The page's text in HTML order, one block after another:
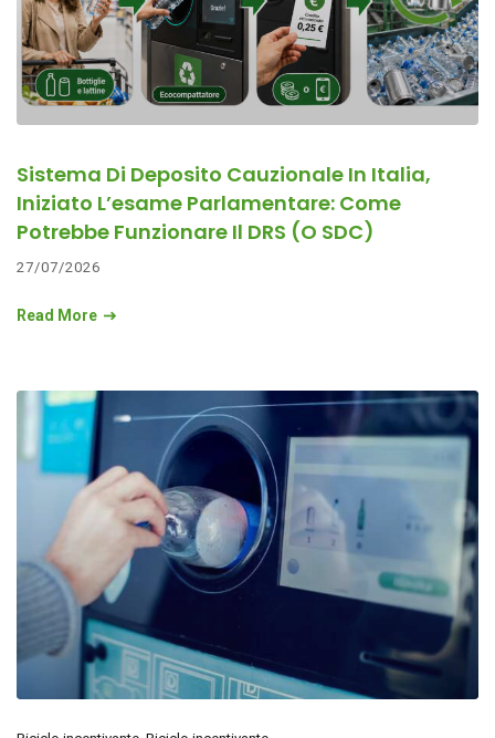
Sistema Di Deposito Cauzionale In Italia,
Iniziato L’esame Parlamentare: Come
Potrebbe Funzionare Il DRS (o SDC)
27/07/2026
Read More